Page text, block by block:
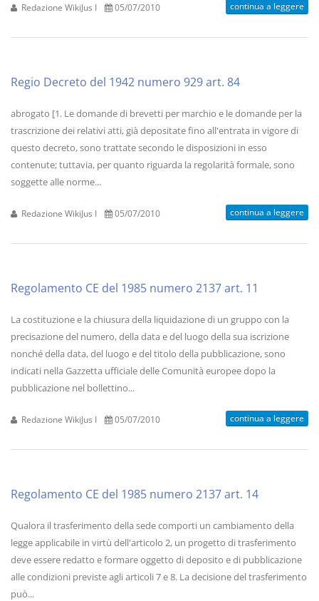
Redazione WikiJus I 05/07/2010 continua a leggere
Regio Decreto del 1942 numero 929 art. 84
abrogato [1. Le domande di brevetti per marchio e le domande per la
trascrizione dei relativi atti, già depositate fino all'entrata in vigore di
questo decreto, sono trattate secondo le disposizioni in esso
contenute; tuttavia, per quanto riguarda la regolarità formale, sono
soggette alle norme...
Redazione WikiJus I 05/07/2010 continua a leggere
Regolamento CE del 1985 numero 2137 art. 11
La costituzione e la chiusura della liquidazione di un gruppo con la
precisazione del numero, della data e del luogo della sua iscrizione
nonché della data, del luogo e del titolo della pubblicazione, sono
indicati nella Gazzetta ufficiale delle Comunità europee dopo la
pubblicazione nel bollettino...
Redazione WikiJus I 05/07/2010 continua a leggere
Regolamento CE del 1985 numero 2137 art. 14
Qualora il trasferimento della sede comporti un cambiamento della
legge applicabile in virtù dell'articolo 2, un progetto di trasferimento
deve essere redatto e formare oggetto di deposito e di pubblicazione
alle condizioni previste agli articoli 7 e 8. La decisione del trasferimento
può...